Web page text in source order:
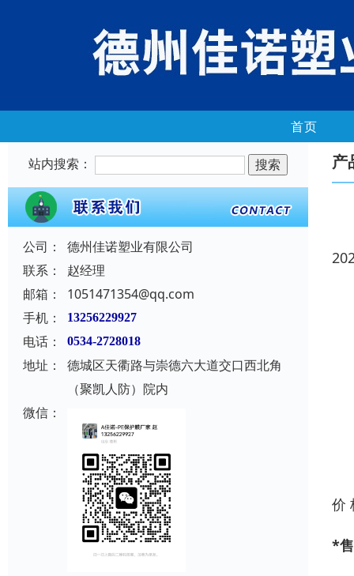
首页
站内搜索：
公司：
德州佳诺塑业有限公司
联系：
赵经理
邮箱：
1051471354@qq.com
手机：
13256229927
电话： 0534-2728018
地址：
德城区天衢路与崇德六大道交口西北角
（聚凯人防）院内
微信：
产
价
*